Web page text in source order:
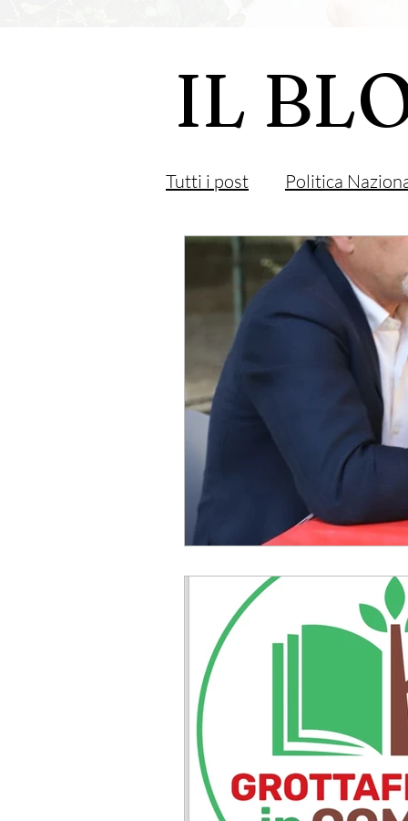
IL
Tutti i post Politica
Roma Capitale
Marino Religione
Unione Europea Arte
Monte Compatri